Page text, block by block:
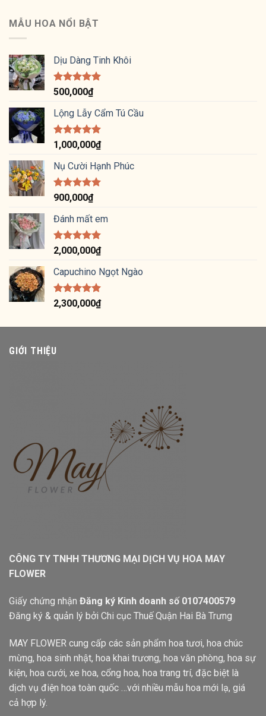
MẪU HOA NỔI BẬT
Dịu Dàng Tinh Khôi
Được xếp
hạng
5.00
5 sao
500,000₫
Lộng Lẫy Cẩm Tú Cầu
Được xếp
hạng 5.00
5 sao
1,000,000₫
Nụ Cười Hạnh Phúc
Được xếp
hạng
5.00
5 sao
900,000₫
Đánh mất em
Được xếp
hạng 5.00
5 sao
2,000,000₫
Capuchino Ngọt Ngào
Được xếp
hạng 5.00
2,300,000₫
GIỚI THIỆU
CÔNG TY TNHH THƯƠNG MẠI DỊCH VỤ HOA MAY
FLOWER
Giấy chứng nhận Đăng ký Kinh doanh số 0107400579
Đăng ký & quản lý bởi Chi cục Thuế Quận Hai Bà Trưng
MAY FLOWER cung cấp các sản phẩm hoa tươi, hoa chúc
mừng, hoa sinh nhật, hoa khai trương, hoa văn phòng, hoa sự
kiện, hoa cưới, xe hoa, cổng hoa, hoa trang trí, đặc biệt là
dịch vụ điện hoa toàn quốc …với nhiều mẫu hoa mới lạ, giá
cả hợp lý.